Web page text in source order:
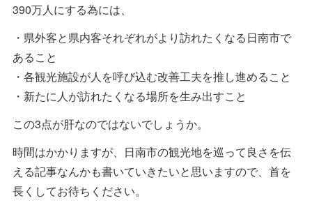
390万人にする為には、
・県外客と県内客それぞれがより訪れたくなる日南市で
あること
・各観光施設が人を呼び込む改善工夫を推し進めること
・新たに人が訪れたくなる場所を生み出すこと
この3点が肝なのではないでしょうか。
時間はかかりますが、日南市の観光地を巡って良さを伝
える記事なんかも書いていきたいと思いますので、首を
長くしてお待ちください。